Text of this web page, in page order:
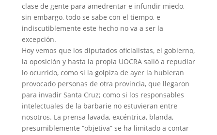
clase de gente para amedrentar e infundir miedo,
sin embargo, todo se sabe con el tiempo, e
indiscutiblemente este hecho no va a ser la
excepción.
Hoy vemos que los diputados oficialistas, el gobierno,
la oposición y hasta la propia UOCRA salió a repudiar
lo ocurrido, como si la golpiza de ayer la hubieran
provocado personas de otra provincia, que llegaron
para invadir Santa Cruz; como si los responsables
intelectuales de la barbarie no estuvieran entre
nosotros. La prensa lavada, excéntrica, blanda,
presumiblemente “objetiva” se ha limitado a contar